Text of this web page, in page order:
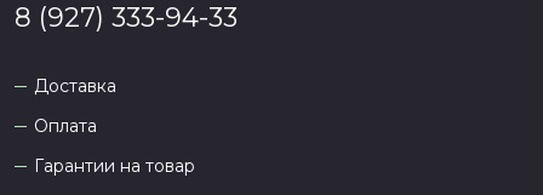
8 (927) 333-94-33
Доставка
Оплата
Гарантии на товар